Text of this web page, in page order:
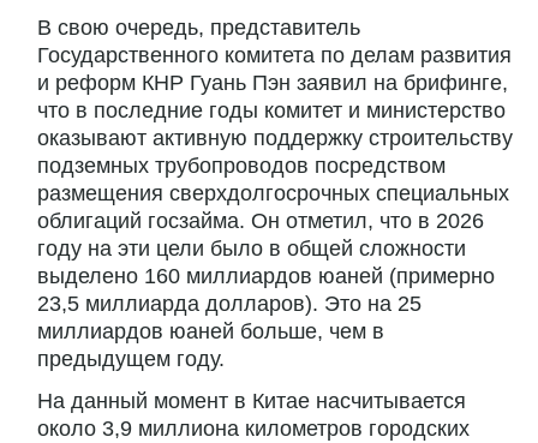
В свою очередь, представитель
Государственного комитета по делам развития
и реформ КНР Гуань Пэн заявил на брифинге,
что в последние годы комитет и министерство
оказывают активную поддержку строительству
подземных трубопроводов посредством
размещения сверхдолгосрочных специальных
облигаций госзайма. Он отметил, что в 2026
году на эти цели было в общей сложности
выделено 160 миллиардов юаней (примерно
23,5 миллиарда долларов). Это на 25
миллиардов юаней больше, чем в
предыдущем году.
На данный момент в Китае насчитывается
около 3,9 миллиона километров городских